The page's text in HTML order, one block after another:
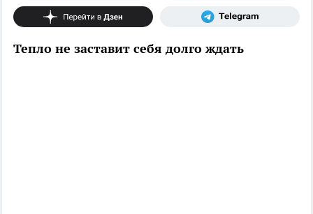
Тепло не заставит себя долго ждать